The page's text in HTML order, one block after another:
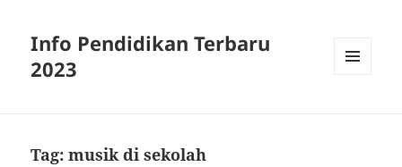
Info Pendidikan Terbaru
2023
Tag:musik di sekolah